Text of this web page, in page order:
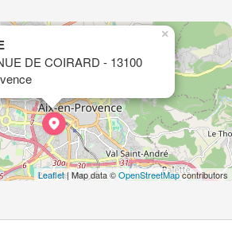
DE COIRARD - 13100
×
Leaflet| Map data ©OpenStreetMapcontributors